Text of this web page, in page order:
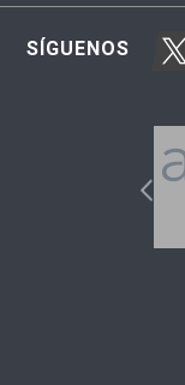
SÍGUENOS